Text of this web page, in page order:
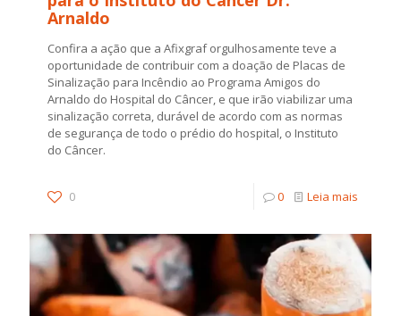
Arnaldo
Confira a ação que a Afixgraf orgulhosamente teve a
oportunidade de contribuir com a doação de Placas de
Sinalização para Incêndio ao Programa Amigos do
Arnaldo do Hospital do Câncer, e que irão viabilizar uma
sinalização correta, durável de acordo com as normas
de segurança de todo o prédio do hospital, o Instituto
do Câncer.
0 0 Leia mais